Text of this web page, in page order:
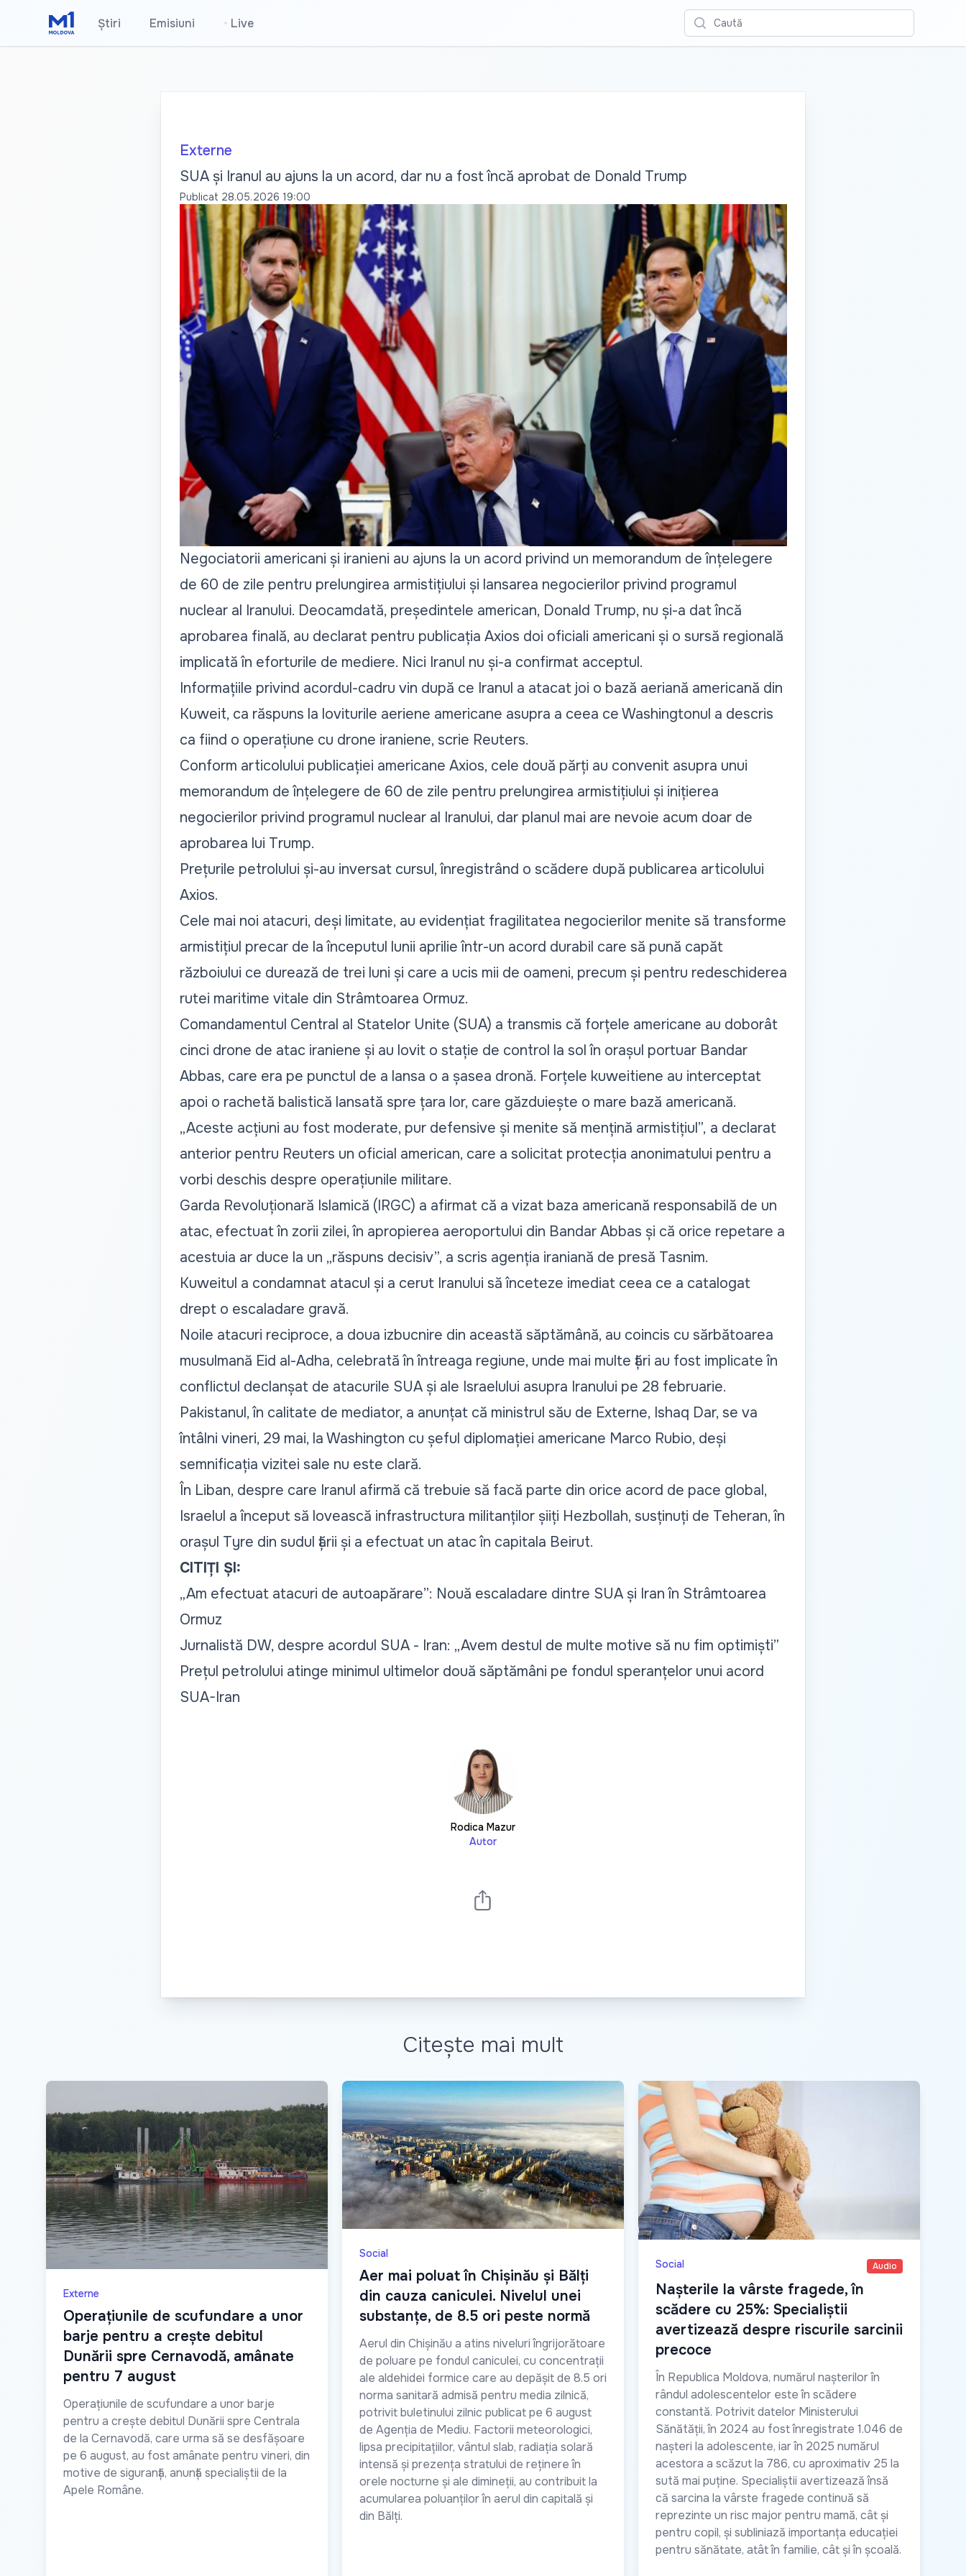
Știri Emisiuni • Live Caută
Externe
SUA și Iranul au ajuns la un acord, dar nu a fost încă aprobat de Donald Trump
Publicat 28.05.2026 19:00
Negociatorii americani și iranieni au ajuns la un acord privind un memorandum de înțelegere
de 60 de zile pentru prelungirea armistițiului și lansarea negocierilor privind programul
nuclear al Iranului. Deocamdată, președintele american, Donald Trump, nu și-a dat încă
aprobarea finală, au declarat pentru publicația Axios doi oficiali americani și o sursă regională
implicată în eforturile de mediere. Nici Iranul nu și-a confirmat acceptul.
Informațiile privind acordul-cadru vin după ce Iranul a atacat joi o bază aeriană americană din
Kuweit, ca răspuns la loviturile aeriene americane asupra a ceea ce Washingtonul a descris
ca fiind o operațiune cu drone iraniene, scrie Reuters.
Conform articolului publicației americane Axios, cele două părți au convenit asupra unui
memorandum de înțelegere de 60 de zile pentru prelungirea armistițiului și inițierea
negocierilor privind programul nuclear al Iranului, dar planul mai are nevoie acum doar de
aprobarea lui Trump.
Prețurile petrolului și-au inversat cursul, înregistrând o scădere după publicarea articolului
Axios.
Cele mai noi atacuri, deși limitate, au evidențiat fragilitatea negocierilor menite să transforme
armistițiul precar de la începutul lunii aprilie într-un acord durabil care să pună capăt
războiului ce durează de trei luni și care a ucis mii de oameni, precum și pentru redeschiderea
rutei maritime vitale din Strâmtoarea Ormuz.
Comandamentul Central al Statelor Unite (SUA) a transmis că forțele americane au doborât
cinci drone de atac iraniene și au lovit o stație de control la sol în orașul portuar Bandar
Abbas, care era pe punctul de a lansa o a șasea dronă. Forțele kuweitiene au interceptat
apoi o rachetă balistică lansată spre țara lor, care găzduiește o mare bază americană.
„Aceste acțiuni au fost moderate, pur defensive și menite să mențină armistițiul”, a declarat
anterior pentru Reuters un oficial american, care a solicitat protecția anonimatului pentru a
vorbi deschis despre operațiunile militare.
Garda Revoluționară Islamică (IRGC) a afirmat că a vizat baza americană responsabilă de un
atac, efectuat în zorii zilei, în apropierea aeroportului din Bandar Abbas și că orice repetare a
acestuia ar duce la un „răspuns decisiv”, a scris agenția iraniană de presă Tasnim.
Kuweitul a condamnat atacul și a cerut Iranului să înceteze imediat ceea ce a catalogat
drept o escaladare gravă.
Noile atacuri reciproce, a doua izbucnire din această săptămână, au coincis cu sărbătoarea
musulmană Eid al-Adha, celebrată în întreaga regiune, unde mai multe țări au fost implicate în
conflictul declanșat de atacurile SUA și ale Israelului asupra Iranului pe 28 februarie.
Pakistanul, în calitate de mediator, a anunțat că ministrul său de Externe, Ishaq Dar, se va
întâlni vineri, 29 mai, la Washington cu șeful diplomației americane Marco Rubio, deși
semnificația vizitei sale nu este clară.
În Liban, despre care Iranul afirmă că trebuie să facă parte din orice acord de pace global,
Israelul a început să lovească infrastructura militanților șiiți Hezbollah, susținuți de Teheran, în
orașul Tyre din sudul țării și a efectuat un atac în capitala Beirut.
CITIȚI ȘI:
„Am efectuat atacuri de autoapărare”: Nouă escaladare dintre SUA și Iran în Strâmtoarea
Ormuz
Jurnalistă DW, despre acordul SUA - Iran: „Avem destul de multe motive să nu fim optimiști”
Prețul petrolului atinge minimul ultimelor două săptămâni pe fondul speranțelor unui acord
SUA-Iran
Rodica Mazur
Autor
Citește mai mult
Externe
Operațiunile de scufundare a unor
barje pentru a crește debitul
Dunării spre Cernavodă, amânate
pentru 7 august
Operațiunile de scufundare a unor barje
pentru a crește debitul Dunării spre Centrala
de la Cernavodă, care urma să se desfășoare
pe 6 august, au fost amânate pentru vineri, din
motive de siguranță, anunță specialiștii de la
Apele Române.
Social
Aer mai poluat în Chișinău și Bălți
din cauza caniculei. Nivelul unei
substanțe, de 8.5 ori peste normă
Aerul din Chișinău a atins niveluri îngrijorătoare
de poluare pe fondul caniculei, cu concentrații
ale aldehidei formice care au depășit de 8.5 ori
norma sanitară admisă pentru media zilnică,
potrivit buletinului zilnic publicat pe 6 august
de Agenția de Mediu. Factorii meteorologici,
lipsa precipitațiilor, vântul slab, radiația solară
intensă și prezența stratului de reținere în
orele nocturne și ale dimineții, au contribuit la
acumularea poluanților în aerul din capitală și
din Bălți.
Social Audio
Nașterile la vârste fragede, în
scădere cu 25%: Specialiștii
avertizează despre riscurile sarcinii
precoce
În Republica Moldova, numărul nașterilor în
rândul adolescentelor este în scădere
constantă. Potrivit datelor Ministerului
Sănătății, în 2024 au fost înregistrate 1.046 de
nașteri la adolescente, iar în 2025 numărul
acestora a scăzut la 786, cu aproximativ 25 la
sută mai puține. Specialiștii avertizează însă
că sarcina la vârste fragede continuă să
reprezinte un risc major pentru mamă, cât și
pentru copil, și subliniază importanța educației
pentru sănătate, atât în familie, cât și în școală.